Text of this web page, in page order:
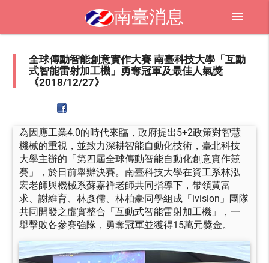
南臺消息 menu
全球傳動智能創意實作大賽 南臺科技大學「互動
式智能雷射加工機」勇奪冠軍及最佳人氣獎
《2018/12/27》
為因應工業4.0的時代來臨，政府提出5+2政策對智慧
機械的重視，並致力深耕智能自動化技術，臺北科技
大學主辦的「第四屆全球傳動智能自動化創意實作競
賽」，於日前舉辦決賽。南臺科技大學在資工系林泓
宏老師與機械系蘇嘉祥老師共同指導下，帶領黃富
求、謝維育、林彥儒、林柏豪同學組成「ivision」團隊
共同開發之虛實整合「互動式智能雷射加工機」，一
舉擊敗各參賽強隊，勇奪冠軍並獲得15萬元獎金。